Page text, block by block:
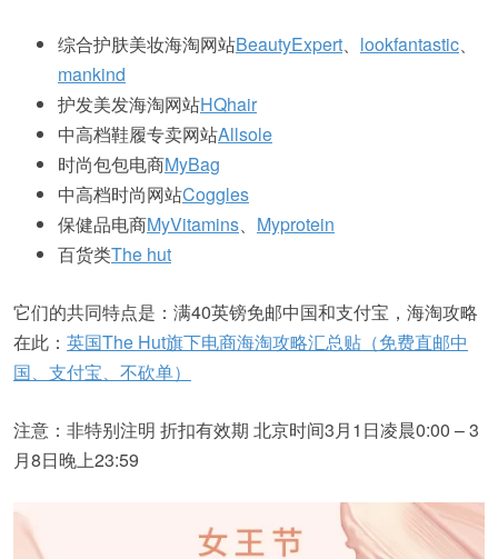
综合护肤美妆海淘网站BeautyExpert、 lookfantastic、
mankind
护发美发海淘网站HQhair
中高档鞋履专卖网站Allsole
时尚包包电商MyBag
中高档时尚网站Coggles
保健品电商MyVitamins、 Myprotein
百货类The hut
它们的共同特点是：满40英镑免邮中国和支付宝，海淘攻略
在此： 英国The Hut旗下电商海淘攻略汇总贴（免费直邮中
国、支付宝、不砍单）
注意：非特别注明 折扣有效期 北京时间3月1日凌晨0:00 – 3
月8日晚上23:59